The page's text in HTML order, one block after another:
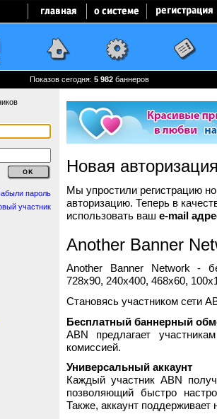
Показов сегодня: 5 982 баннеров
пароль
участник
Новая
Мы упростили регистрацию
авторизацию. Теперь в
использовать ваш e-mail
Another Banner
Another Banner Network -
728x90, 240x400, 468x60,
Становясь участником сети
Бесплатный баннерный
ABN предлагает
комиссией.
Универсальный аккаунт
Каждый участник ABN
позволяющий быстро
Также, аккаунт поддерживает